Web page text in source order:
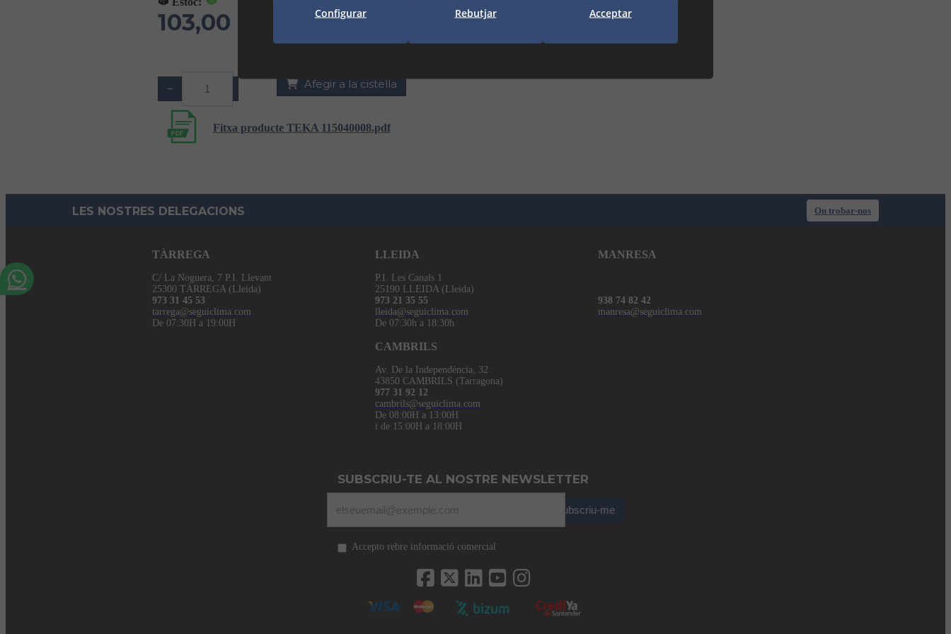
103,00 €
− Afegir a la cistella
Fitxa producte TEKA 115040008.pdf
LES NOSTRES DELEGACIONS On trobar-nos
TÀRREGA
C/ La Noguera, 7 P.I. Llevant
25300 TÀRREGA (Lleida)
973 31 45 53
tarrega@seguiclima.com
De 07:30H a 19:00H
LLEIDA
P.I. Les Canals 1
25190 LLEIDA (Lleida)
973 21 35 55
lleida@seguiclima.com
De 07:30h a 18:30h
MANRESA
938 74 82 42
manresa@seguiclima.com
CAMBRILS
Av. De la Independència, 32
43850 CAMBRILS (Tarragona)
977 31 92 12
cambrils@seguiclima.com
De 08:00H a 13:00H
i de 15:00H a 18:00H
SUBSCRIU-TE AL NOSTRE NEWSLETTER
Subscriu-me
Accepto rebre informació comercial
Configurar Rebutjar Acceptar